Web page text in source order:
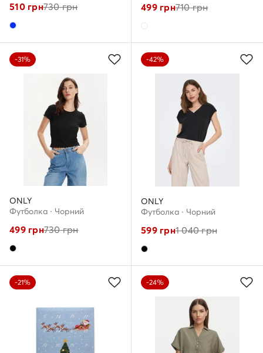
510грн730грн 499грн710грн
-31%
ONLY
Футболка · Чорний
499грн730грн
-42%
ONLY
Футболка · Чорний
599грн1 040грн
-21% -24%